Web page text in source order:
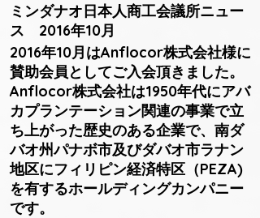
ミンダナオ日本人商工会議所ニュー
ス 2016年10月
2016年10月はAnflocor株式会社様に
賛助会員としてご入会頂きました。
Anflocor株式会社は1950年代にアバ
カプランテーション関連の事業で立
ち上がった歴史のある企業で、南ダ
バオ州パナボ市及びダバオ市ラナン
地区にフィリピン経済特区（PEZA)
を有するホールディングカンパニー
です。